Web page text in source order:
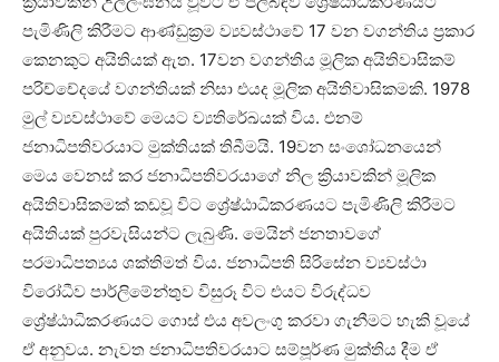
පැමිණිලි කිරීමට ආණ්ඩුක්‍රම ව්‍යවස්ථාවේ 17 වන වගන්තිය ප්‍රකාර
කෙනකුට අයිතියක් ඇත. 17වන වගන්තිය මූලික අයිතිවාසිකම්
පරිච්චේදයේ වගන්තියක් නිසා එයද මූලික අයිතිවාසිකමකි. 1978
මුල් ව්‍යවස්ථාවේ මෙයට ව්‍යතිරේඛයක් විය. එනම්
ජනාධිපතිවරයාට මුක්තියක් තිබීමයි. 19වන සංශෝධනයෙන්
මෙය වෙනස් කර ජනාධිපතිවරයාගේ නිල ක්‍රියාවකින් මූලික
අයිතිවාසිකමක් කඩවූ විට ශ්‍රේෂ්ඨාධිකරණයට පැමිණිලි කිරීමට
අයිතියක් පුරවැසියන්ට ලැබුණි. මෙයින් ජනතාවගේ
පරමාධිපත්‍යය ශක්තිමත් විය. ජනාධිපති සිරිසේන ව්‍යවස්ථා
විරෝධීව පාර්ලිමේන්තුව විසුරූ විට එයට විරුද්ධව
ශ්‍රේෂ්ඨාධිකරණයට ගොස් එය අවලංගු කරවා ගැනීමට හැකි වූයේ
ඒ අනුවය. නැවත ජනාධිපතිවරයාට සම්පූර්ණ මුක්තිය දීම ඒ